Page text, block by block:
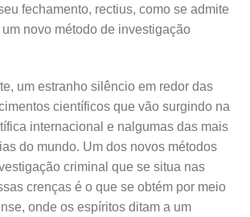
fechamento, rectius, como se admite
novo método de investigação
um estranho silêncio em redor das
científicos que vão surgindo na
internacional e nalgumas das mais
do mundo. Um dos novos métodos
criminal que se situa nas
crenças é o que se obtém por meio
onde os espíritos ditam a um